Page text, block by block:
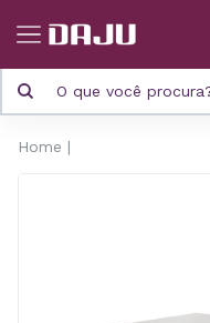
Home